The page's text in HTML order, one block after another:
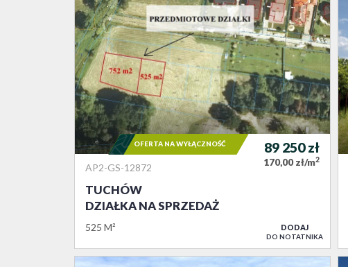
AP2-GS-12872
TUCHÓW
DZIAŁKA NA SPRZEDAŻ
525 M²
89 250zł
170,00 zł/m2
OFERTA NA WYŁĄCZNOŚĆ
DODAJ
DO NOTATNIKA